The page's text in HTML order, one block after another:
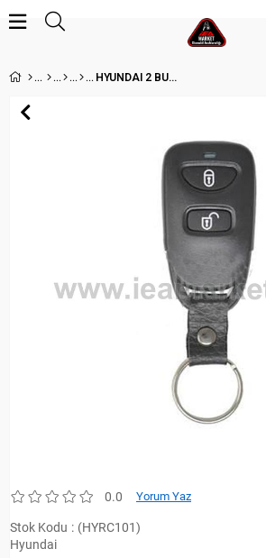
HYUNDAI 2 BUTON FOB KUMANDA KABI
0.0 Yorum Yaz
Stok Kodu
(HYRC101)
Hyundai